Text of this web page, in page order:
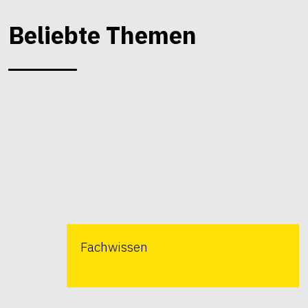
Beliebte Themen
Fachwissen